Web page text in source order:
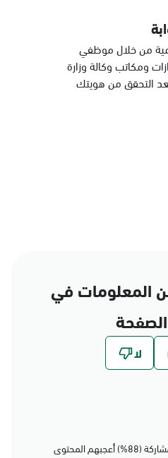
أحوال
قسم النساء
- الشاطئ
من خلال موظفي
ومكاتب وكالة وزارة
بعد التحقق من هويتك
المعلومات في